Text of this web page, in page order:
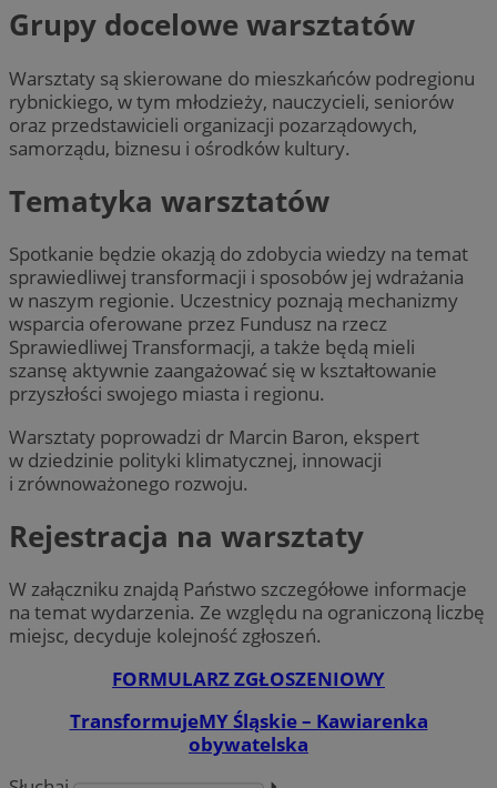
Grupy docelowe warsztatów
Warsztaty są skierowane do mieszkańców podregionu
rybnickiego, w tym młodzieży, nauczycieli, seniorów
oraz przedstawicieli organizacji pozarządowych,
samorządu, biznesu i ośrodków kultury.
Tematyka warsztatów
Spotkanie będzie okazją do zdobycia wiedzy na temat
sprawiedliwej transformacji i sposobów jej wdrażania
w naszym regionie. Uczestnicy poznają mechanizmy
wsparcia oferowane przez Fundusz na rzecz
Sprawiedliwej Transformacji, a także będą mieli
szansę aktywnie zaangażować się w kształtowanie
przyszłości swojego miasta i regionu.
Warsztaty poprowadzi dr Marcin Baron, ekspert
w dziedzinie polityki klimatycznej, innowacji
i zrównoważonego rozwoju.
Rejestracja na warsztaty
W załączniku znajdą Państwo szczegółowe informacje
na temat wydarzenia. Ze względu na ograniczoną liczbę
miejsc, decyduje kolejność zgłoszeń.
FORMULARZ ZGŁOSZENIOWY
TransformujeMY Śląskie – Kawiarenka
obywatelska